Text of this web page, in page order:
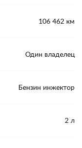
106 462 км
Один владелец
Бензин инжектор
2 л